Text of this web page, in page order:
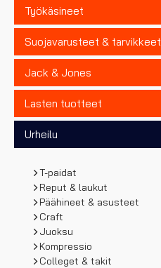
Työkäsineet
Suojavarusteet & tarvikkeet
Jack & Jones
Lasten tuotteet
Urheilu
T-paidat
Reput & laukut
Päähineet & asusteet
Craft
Juoksu
Kompressio
Colleget & takit